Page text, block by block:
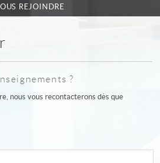
REJOINDRE
?
nous vous recontacterons dès que